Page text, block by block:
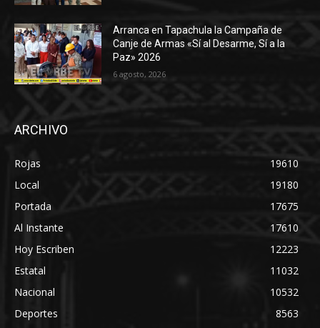
Arranca en Tapachula la Campaña de
Canje de Armas «Sí al Desarme, Sí a la
Paz» 2026
6 agosto, 2026
ARCHIVO
Rojas
19610
Local
19180
Portada
17675
Al Instante
17610
Hoy Escriben
12223
Estatal
11032
Nacional
10532
Deportes
8563